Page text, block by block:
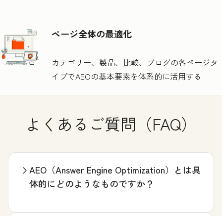
ページ全体の最適化
カテゴリー、製品、比較、ブログの各ページタ
イプでAEOの基本要素を体系的に活用する
よくあるご質問（FAQ）
AEO（Answer Engine Optimization）とは具
体的にどのようなものですか？